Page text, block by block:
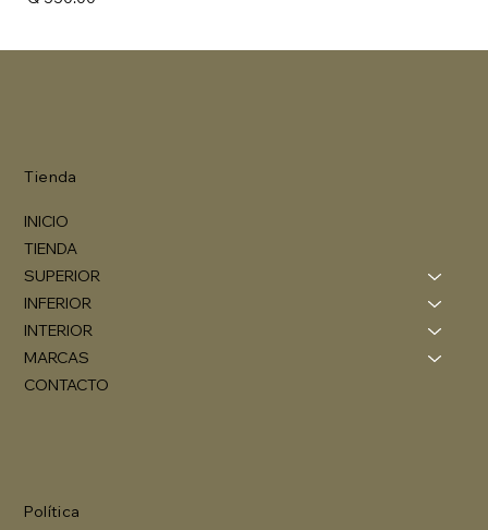
Tienda
INICIO
TIENDA
SUPERIOR
INFERIOR
INTERIOR
MARCAS
CONTACTO
Política